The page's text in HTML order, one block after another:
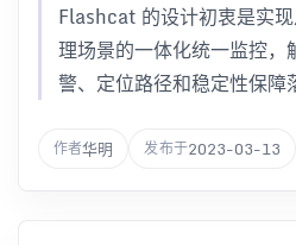
Flashcat 的设计初衷是实
理场景的一体化统一监控，
警、定位路径和稳定性保障
作者华明 发布于2023-03-13